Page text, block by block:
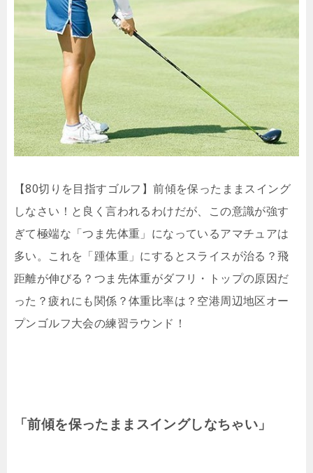
【80切りを目指すゴルフ】前傾を保ったままスイング
しなさい！と良く言われるわけだが、この意識が強す
ぎて極端な「つま先体重」になっているアマチュアは
多い。これを「踵体重」にするとスライスが治る？飛
距離が伸びる？つま先体重がダフリ・トップの原因だ
った？疲れにも関係？体重比率は？空港周辺地区オー
プンゴルフ大会の練習ラウンド！
「前傾を保ったままスイングしなちゃい」